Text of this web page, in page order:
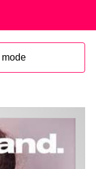
mode